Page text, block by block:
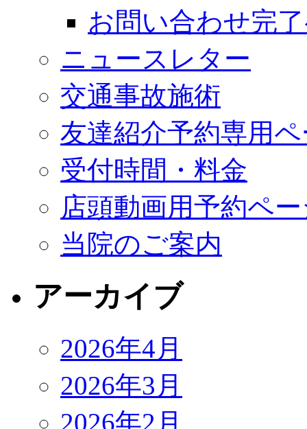
お問い合わせ完
ニュースレター
交通事故施術
友達紹介予約専用
受付時間・料金
店頭動画用予約ペ
当院のご案内
アーカイブ
2026年4月
2026年3月
2026年2月